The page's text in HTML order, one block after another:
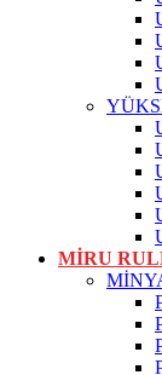
MİRU